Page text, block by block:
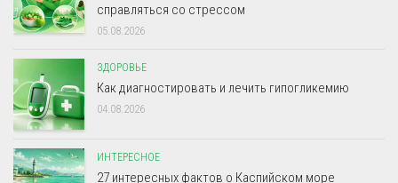
справляться со стрессом
05.08.2026
ЗДОРОВЬЕ
Как диагностировать и лечить гипогликемию
04.08.2026
ИНТЕРЕСНОЕ
27 интересных фактов о Каспийском море